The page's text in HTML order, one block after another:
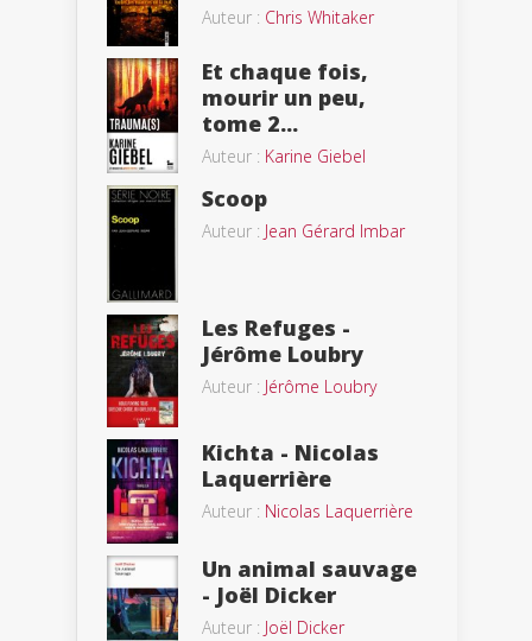
Auteur : Chris Whitaker
Et chaque fois,
mourir un peu,
tome 2...
Auteur : Karine Giebel
Scoop
Auteur : Jean Gérard Imbar
Les Refuges -
Jérôme Loubry
Auteur : Jérôme Loubry
Kichta - Nicolas
Laquerrière
Auteur : Nicolas Laquerrière
Un animal sauvage
- Joël Dicker
Auteur : Joël Dicker